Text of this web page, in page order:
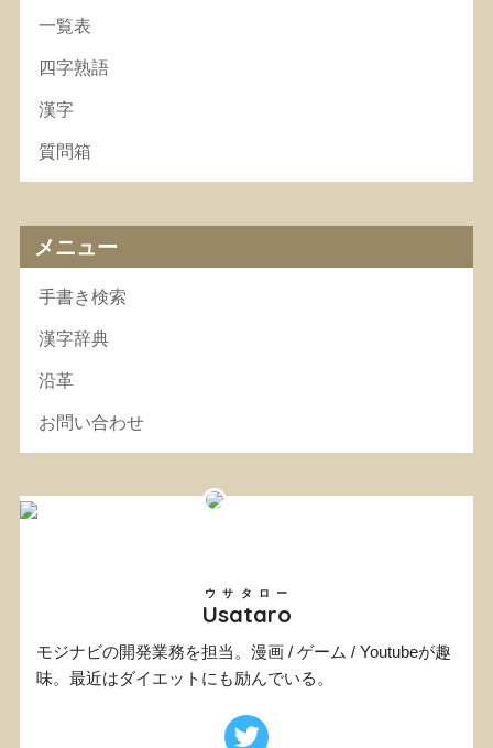
一覧表
四字熟語
漢字
質問箱
メニュー
手書き検索
漢字辞典
沿革
お問い合わせ
Usataro
ウサタロー
モジナビの開発業務を担当。漫画 / ゲーム / Youtubeが趣
味。最近はダイエットにも励んでいる。